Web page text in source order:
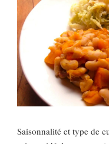
Saisonnalité et type de